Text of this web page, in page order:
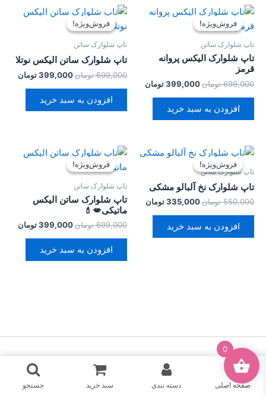
فروش‌ویژه!
فروش‌ویژه!
تاپ شلوارک ساتن
تاپ شلوارک الیکس پروانه
قرمز
699,000 تومان
قیمت
اصلی:
399,000تومان
399,000 تومان.
افزودن به سبد خرید
فروش‌ویژه!
فروش‌ویژه!
تاپ شلوارک ساتن
تاپ شلوارک ساتن الیکس نوتلا
699,000 تومان
قیمت
اصلی:
399,000تومان
افزودن به سبد خرید
فروش‌ویژه!
فروش‌ویژه!
تاپ شلوارک ساتن
تاپ شلوارک نخ آلبالو مشکی
550,000 تومان
قیمت
اصلی:
بود.
335,000تومان
فعلی:
335,000 تومان.
افزودن به سبد خرید
فروش‌ویژه!
فروش‌ویژه!
تاپ شلوارک ساتن
تاپ شلوارک ساتن الیکس
ماتیکی💋💄
699,000 تومان
قیمت
اصلی:
399,000تومان
افزودن به سبد خرید
حقِ نشر © 2026 لباس زیر ارکیده
صفحه اصلی دسته بندی سبد خرید جستجو
0